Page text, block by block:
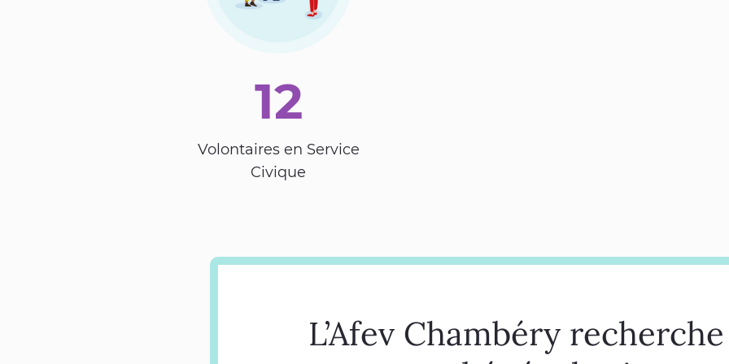
12
Volontaires en Service
Civique
L’Afev Chambéry